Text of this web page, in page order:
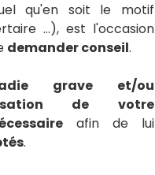
qu'en soit le motif
...), est l'occasion
demander conseil.
grave et/ou
de votre
afin de lui
.